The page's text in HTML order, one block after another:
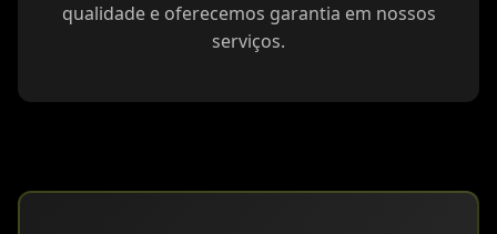
qualidade e oferecemos garantia em nossos
serviços.